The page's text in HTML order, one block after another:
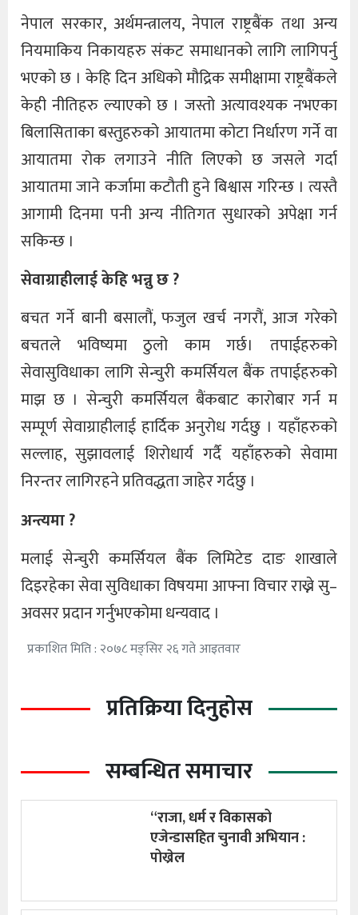
नेपाल सरकार, अर्थमन्त्रालय, नेपाल राष्ट्रबैंक तथा अन्य
नियमाकिय निकायहरु संकट समाधानको लागि लागिपर्नु
भएको छ । केहि दिन अधिको मौद्रिक समीक्षामा राष्ट्रबैंकले
केही नीतिहरु ल्याएको छ । जस्तो अत्यावश्यक नभएका
बिलासिताका बस्तुहरुको आयातमा कोटा निर्धारण गर्ने वा
आयातमा रोक लगाउने नीति लिएको छ जसले गर्दा
आयातमा जाने कर्जामा कटौती हुने बिश्वास गरिन्छ । त्यस्तै
आगामी दिनमा पनी अन्य नीतिगत सुधारको अपेक्षा गर्न
सकिन्छ ।
सेवाग्राहीलाई केहि भन्नु छ ?
बचत गर्ने बानी बसालौं, फजुल खर्च नगरौं, आज गरेको
बचतले भविष्यमा ठुलो काम गर्छ। तपाईहरुको
सेवासुविधाका लागि सेन्चुरी कमर्सियल बैंक तपाईहरुको
माझ छ । सेन्चुरी कमर्सियल बैंकबाट कारोबार गर्न म
सम्पूर्ण सेवाग्राहीलाई हार्दिक अनुरोध गर्दछु । यहाँहरुको
सल्लाह, सुझावलाई शिरोधार्य गर्दै यहाँहरुको सेवामा
निरन्तर लागिरहने प्रतिवद्धता जाहेर गर्दछु ।
अन्त्यमा ?
मलाई सेन्चुरी कमर्सियल बैंक लिमिटेड दाङ शाखाले
दिइरहेका सेवा सुविधाका विषयमा आफ्ना विचार राख्ने सु–
अवसर प्रदान गर्नुभएकोमा धन्यवाद ।
प्रकाशित मिति : २०७८ मङ्सिर २६ गते आइतवार
प्रतिक्रिया दिनुहोस
सम्बन्धित समाचार
“राजा, धर्म र विकासको
एजेन्डासहित चुनावी अभियान :
पोख्रेल